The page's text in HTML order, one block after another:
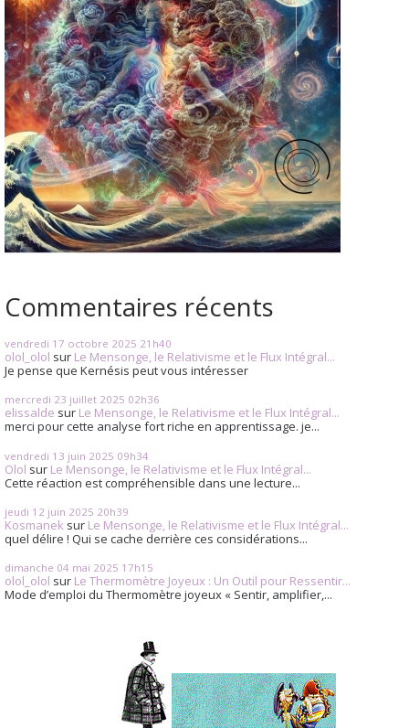
Commentaires récents
vendredi 17 octobre 2025 21h40
olol_olol sur Le Mensonge, le Relativisme et le Flux Intégral...
Je pense que Kernésis peut vous intéresser
mercredi 23 juillet 2025 02h36
elissalde sur Le Mensonge, le Relativisme et le Flux Intégral...
merci pour cette analyse fort riche en apprentissage. je...
vendredi 13 juin 2025 09h34
Olol sur Le Mensonge, le Relativisme et le Flux Intégral...
Cette réaction est compréhensible dans une lecture...
jeudi 12 juin 2025 20h39
Kosmanek sur Le Mensonge, le Relativisme et le Flux Intégral...
quel délire ! Qui se cache derrière ces considérations...
dimanche 04 mai 2025 17h15
olol_olol sur Le Thermomètre Joyeux : Un Outil pour Ressentir...
Mode d’emploi du Thermomètre joyeux « Sentir, amplifier,...